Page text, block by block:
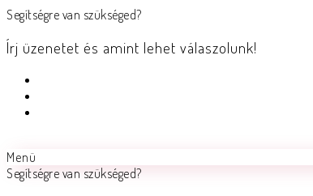
Segítségre van szükséged?
Írj üzenetet és amint lehet válaszolunk!
Menü
Segítségre van szükséged?